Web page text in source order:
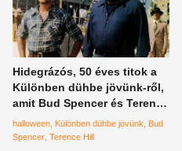
Hidegrázós, 50 éves titok a
Különben dühbe jövünk-ről,
amit Bud Spencer és Terence
Hill rajongói sem tudnak
halloween Különben dühbe jövünk
Bud
Spencer Terence Hill